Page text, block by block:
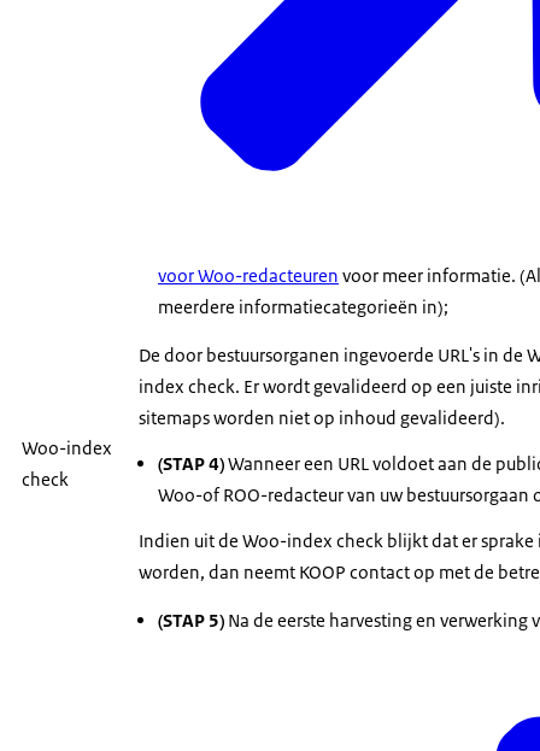
voor Woo-redacteuren voor meer informatie.
meerdere informatiecategorieën in);
Woo-index
check
De door bestuursorganen ingevoerde URL's in
index check. Er wordt gevalideerd op een juiste
sitemaps worden niet op inhoud gevalideerd).
(STAP 4)Wanneer een URL voldoet aan de
Woo-of ROO-redacteur van uw
Indien uit de Woo-index check blijkt dat er
worden, dan neemt KOOP contact op met de
(STAP 5) Na de eerste harvesting en